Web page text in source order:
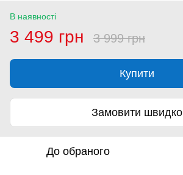
В наявності
3 499 грн 3 999 грн
Купити
Замовити швидко
До обраного